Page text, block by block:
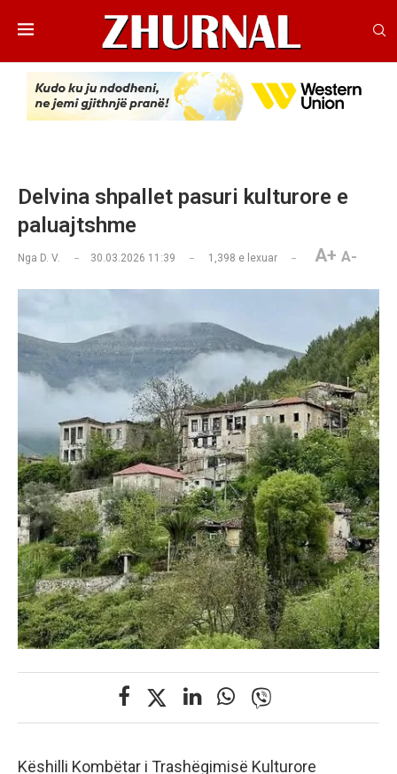
Delvina shpallet pasuri kulturore e
paluajtshme
Nga D. V. 30.03.2026 11:39 1,398 e lexuar A+ A-
Këshilli Kombëtar i Trashëgimisë Kulturore